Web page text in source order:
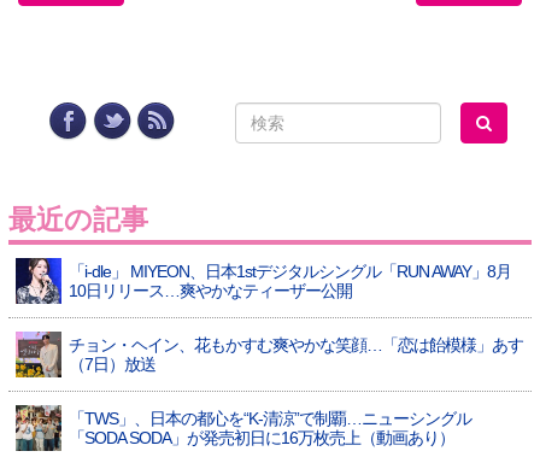
最近の記事
「i-dle」 MIYEON、日本1stデジタルシングル「RUN AWAY」8月
10日リリース…爽やかなティーザー公開
チョン・ヘイン、花もかすむ爽やかな笑顔…「恋は飴模様」あす
（7日）放送
「TWS」、日本の都心を“K-清涼”で制覇…ニューシングル
「SODA SODA」が発売初日に16万枚売上（動画あり）